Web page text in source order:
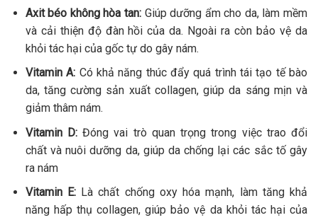
Axit béo không hòa tan: Giúp dưỡng ẩm cho da, làm mềm
và cải thiện độ đàn hồi của da. Ngoài ra còn bảo vệ da
khỏi tác hại của gốc tự do gây nám.
Vitamin A: Có khả năng thúc đẩy quá trình tái tạo tế bào
da, tăng cường sản xuất collagen, giúp da sáng mịn và
giảm thâm nám.
Vitamin D:Đóng vai trò quan trọng trong việc trao đổi
chất và nuôi dưỡng da, giúp da chống lại các sắc tố gây
ra nám
Vitamin E: Là chất chống oxy hóa mạnh, làm tăng khả
năng hấp thụ collagen, giúp bảo vệ da khỏi tác hại của